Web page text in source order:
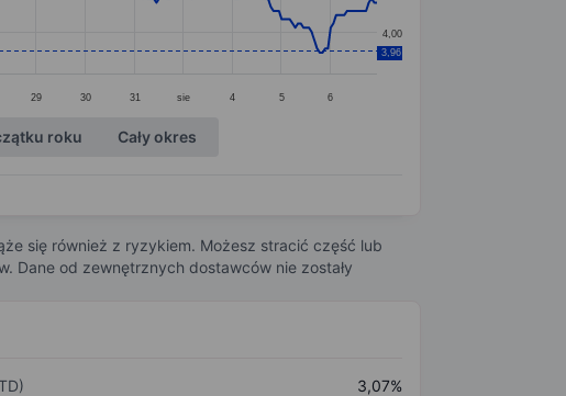
29 30 31 sie 4 5 6
4,00
3,96
roku Cały okres
się również z ryzykiem. Możesz stracić część lub
Dane od zewnętrznych dostawców nie zostały
3,07%